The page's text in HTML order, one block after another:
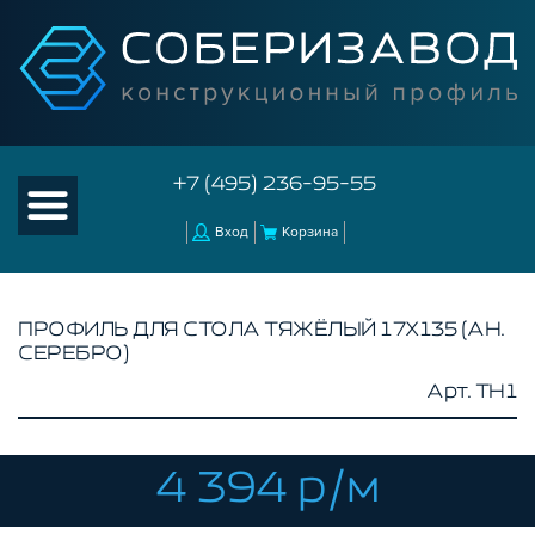
+7 (495) 236-95-55
Вход Корзина
КАТАЛОГ ТОВАРОВ
КОНСТРУКЦИОННЫЙ ПРОФИЛЬ
СЕРЕБРИСТЫЙ
ПРОФИЛЬ ДЛЯ СТОЛА ТЯЖЁЛЫЙ 17Х135 (АН.
СЕРЕБРО)
Арт. TH1
4 394 р/м